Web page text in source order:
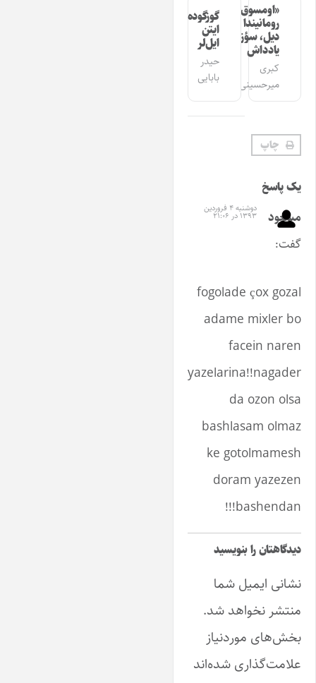
«اومسوق»
رومانیندا
دیل، سؤز،
یادداش
کبری
میرحسینی
گوزگوده
ایتن
ایل‌لر
حیدر
بابایی
چاپ
یک پاسخ
مسعود
گفت:
دوشنبه ۴ فروردین
۱۳۹۳ در ۲۱:۰۶
fogolade çox gozal
adame mixler bo
facein naren
yazelarina!!nagader
da ozon olsa
bashlasam olmaz
ke gotolmamesh
doram yazezen
bashendan!!!
دیدگاهتان را بنویسید
نشانی ایمیل شما
منتشر نخواهد شد.
بخش‌های موردنیاز
علامت‌گذاری شده‌اند